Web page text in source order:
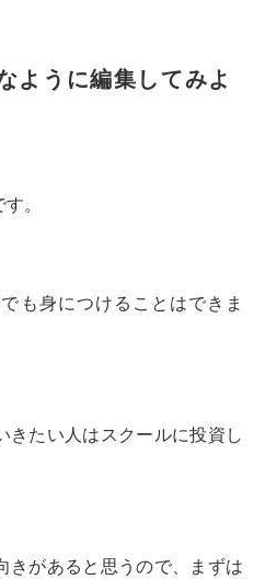
ように編集してみよ
。
も身につけることはできま
きたい人はスクールに投資し
きがあると思うので、まずは